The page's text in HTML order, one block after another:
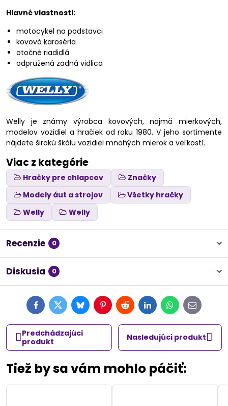
Hlavné vlastnosti:
motocykel na podstavci
kovová karoséria
otočné riadidlá
odpružená zadná vidlica
Welly je známy výrobca kovových, najmä mierkových,
modelov vozidiel a hračiek od roku 1980. V jeho sortimente
nájdete širokú škálu vozidiel mnohých mierok a veľkostí.
Viac z kategórie
Hračky pre chlapcov
Značky
Modely áut a strojov
Všetky hračky
Welly
Welly
Recenzie 0
Diskusia 0
FacebookTwitterBlueskyPinterestRedditLinkedInWhatsApp
E-
mail
Predchádzajúci
produkt
Nasledujúci produkt
Tiež by sa vám mohlo páčiť: